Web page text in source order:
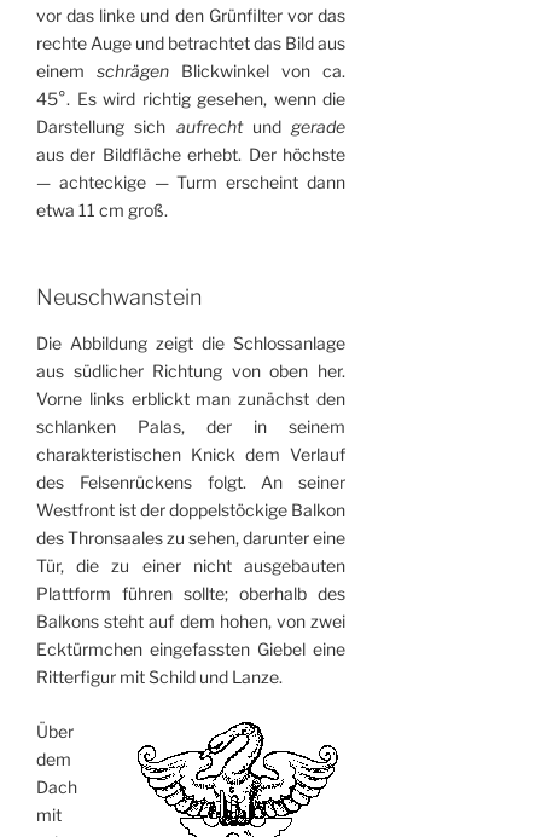
vor das linke und den Grünfilter vor das
rechte Auge und betrachtet das Bild aus
einemschrägen Blickwinkel von ca.
45°. Es wird richtig gesehen, wenn die
Darstellung sich aufrechtund gerade
aus der Bildfläche erhebt. Der höchste
— achteckige — Turm erscheint dann
etwa 11 cm groß.
Neuschwanstein
Die Abbildung zeigt die Schlossanlage
aus südlicher Richtung von oben her.
Vorne links erblickt man zunächst den
schlanken Palas, der in seinem
charakteristischen Knick dem Verlauf
des Felsenrückens folgt. An seiner
Westfront ist der doppelstöckige Balkon
des Thronsaales zu sehen, darunter eine
Tür, die zu einer nicht ausgebauten
Plattform führen sollte; oberhalb des
Balkons steht auf dem hohen, von zwei
Ecktürmchen eingefassten Giebel eine
Ritterfigur mit Schild und Lanze.
Über
dem
Dach
mit